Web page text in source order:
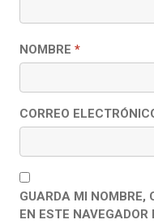
NOMBRE *
CORREO
GUARDA MI NOMBRE,
EN ESTE